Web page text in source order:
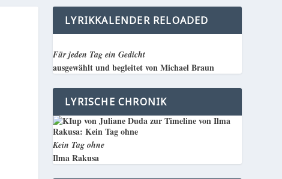
LYRIKKALENDER RELOADED
Für jeden Tag ein Gedicht
ausgewählt und begleitet von Michael Braun
LYRISCHE CHRONIK
Kein Tag ohne
Ilma Rakusa